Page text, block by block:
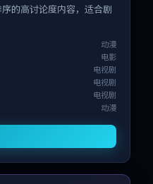
的高讨论度内容，适合剧
动漫
电影
电视剧
电视剧
电视剧
动漫